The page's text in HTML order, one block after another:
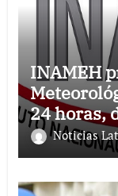
INAMEH
24 horas,
2026Noticias